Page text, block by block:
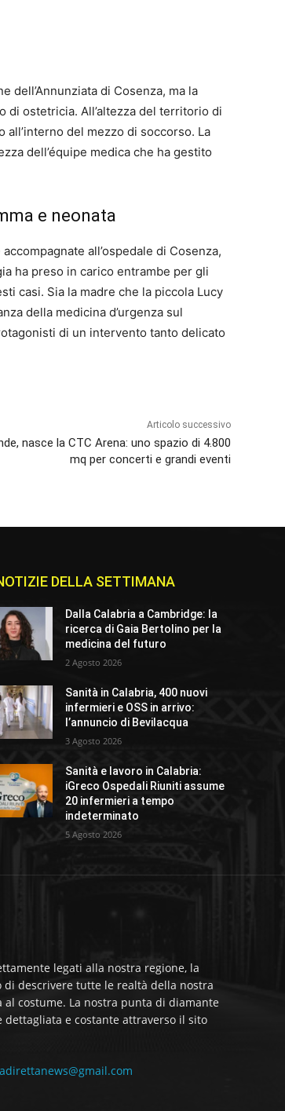
di Cosenza, ma la
di ostetricia. All’altezza del territorio di
del mezzo di soccorso. La
dell’équipe medica che ha gestito
e neonata
all’ospedale di Cosenza,
ha preso in carico entrambe per gli
casi. Sia la madre che la piccola Lucy
della medicina d’urgenza sul
di un intervento tanto delicato
Articolo successivo
nasce la CTC Arena: uno spazio di 4.800
mq per concerti e grandi eventi
DELLA SETTIMANA
Dalla Calabria a Cambridge: la
ricerca di Gaia Bertolino per la
medicina del futuro
2 Agosto 2026
Sanità in Calabria, 400 nuovi
infermieri e OSS in arrivo:
l’annuncio di Bevilacqua
3 Agosto 2026
Sanità e lavoro in Calabria:
iGreco Ospedali Riuniti assume
20 infermieri a tempo
indeterminato
5 Agosto 2026
legati alla nostra regione, la
di descrivere tutte le realtà della nostra
costume. La nostra punta di diamante
e costante attraverso il sito